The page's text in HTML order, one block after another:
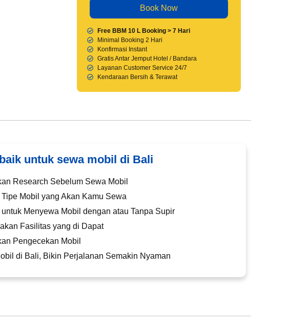
Free BBM 10 L Booking > 7 Hari
Minimal Booking 2 Hari
Konfirmasi Instant
Gratis Antar Jemput Hotel / Bandara
Layanan Customer Service 24/7
Kendaraan Bersih & Terawat
untuk sewa mobil di Bali
Research Sebelum Sewa Mobil
Tipe Mobil yang Akan Kamu Sewa
untuk Menyewa Mobil dengan atau Tanpa Supir
Fasilitas yang di Dapat
Pengecekan Mobil
di Bali, Bikin Perjalanan Semakin Nyaman